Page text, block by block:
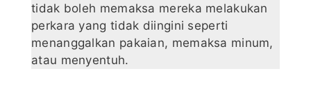
tidak boleh memaksa mereka melakukan
perkara yang tidak diingini seperti
menanggalkan pakaian, memaksa minum,
atau menyentuh.